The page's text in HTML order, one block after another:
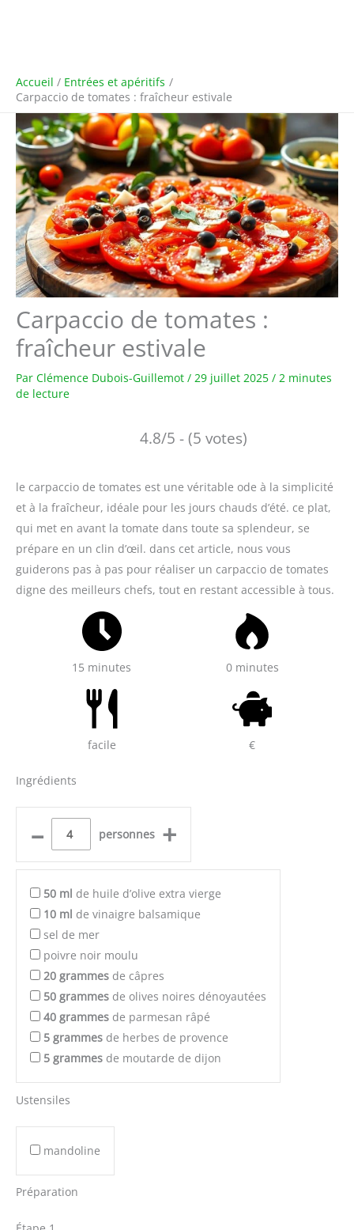
Accueil
Entrées et apéritifs
Carpaccio de tomates : fraîcheur estivale
Carpaccio de tomates :
fraîcheur estivale
Par Clémence Dubois-Guillemot / 29 juillet 2025 / 2 minutes
de lecture
4.8/5 - (5 votes)
le carpaccio de tomates est une véritable ode à la simplicité
et à la fraîcheur, idéale pour les jours chauds d’été. ce plat,
qui met en avant la tomate dans toute sa splendeur, se
prépare en un clin d’œil. dans cet article, nous vous
guiderons pas à pas pour réaliser un carpaccio de tomates
digne des meilleurs chefs, tout en restant accessible à tous.
15 minutes 0 minutes
facile €
Ingrédients
– personnes +
50 ml de huile d’olive extra vierge
10 ml de vinaigre balsamique
sel de mer
poivre noir moulu
20 grammes de câpres
50 grammes de olives noires dénoyautées
40 grammes de parmesan râpé
5 grammes de herbes de provence
5 grammes de moutarde de dijon
Ustensiles
mandoline
Préparation